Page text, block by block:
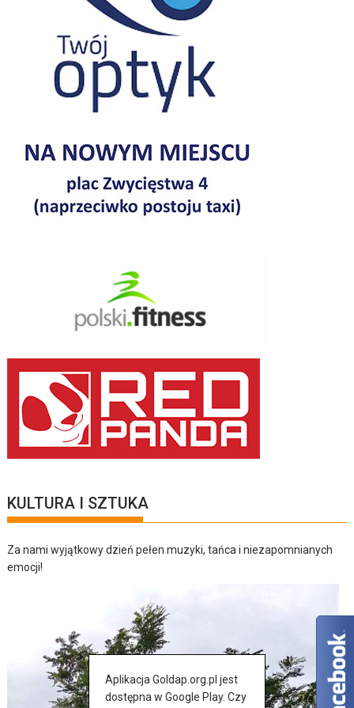
KULTURA I SZTUKA
Za nami wyjątkowy dzień pełen muzyki, tańca i niezapomnianych
emocji!
Aplikacja Goldap.org.pl jest
dostępna w Google Play. Czy